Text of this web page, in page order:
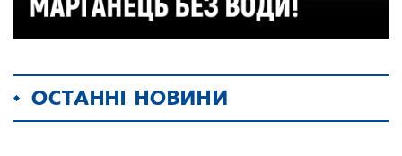
ОСТАННІ НОВИНИ